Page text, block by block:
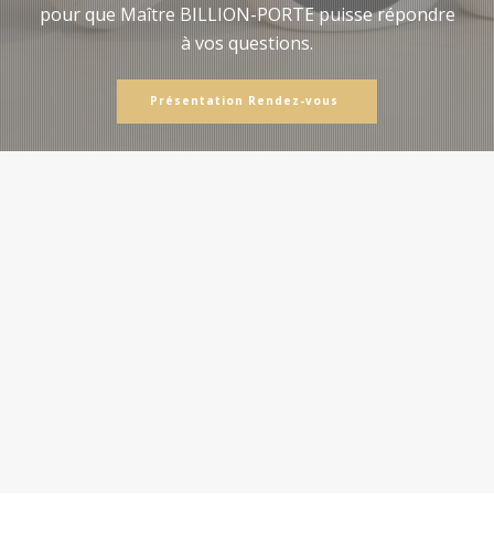
pour que Maître BILLION-PORTE puisse répondre
à vos questions.
Présentation Rendez-vous